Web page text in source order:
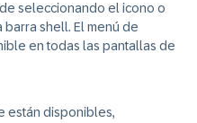
seleccionando el icono o
shell. El menú de
en todas las pantallas de
están disponibles,